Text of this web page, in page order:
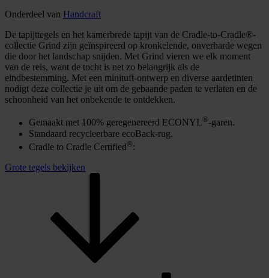
Onderdeel van Handcraft
De tapijttegels en het kamerbrede tapijt van de Cradle-to-Cradle®-
collectie Grind zijn geïnspireerd op kronkelende, onverharde wegen
die door het landschap snijden. Met Grind vieren we elk moment
van de reis, want de tocht is net zo belangrijk als de
eindbestemming. Met een minituft-ontwerp en diverse aardetinten
nodigt deze collectie je uit om de gebaande paden te verlaten en de
schoonheid van het onbekende te ontdekken.
Gemaakt met 100% geregenereerd ECONYL®-garen.
Standaard recycleerbare ecoBack-rug.
Cradle to Cradle Certified®:
Grote tegels bekijken